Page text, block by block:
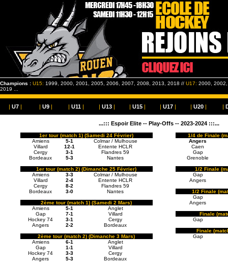
Champions : U15: 1999, 2000, 2001, 2005, 2006, 2007, 2008, 2013, 2018 // U17: 2000,
2019 ...
| U7 | | U9 | |U11 | | U13 | | U15 | | U17 | | U20 | |
...::: Espoir Elite -- Play-Offs -- 2023-2024 :::...
1er tour (match 1) (Samedi 24 Février)
Amiens
5-1
Colmar / Mulhouse
Villard
12-1
Entente HCLR
Cergy
3-1
Flandres 59
Bordeaux
5-3
Nantes
1er tour (match 2) (Dimanche 25 Février)
Amiens
3-3
Colmar / Mulhouse
Villard
2-4
Entente HCLR
Cergy
8-2
Flandres 59
Bordeaux
3-0
Nantes
2ème tour (match 1) (Samedi 2 Mars)
Amiens
5-1
Anglet
Gap
7-1
Villard
Hockey 74
3-1
Cergy
Angers
2-2
Bordeaux
2ème tour (match 2) (Dimanche 3 Mars)
Amiens
6-1
Anglet
Gap
1-1
Villard
Hockey 74
3-3
Cergy
Angers
5-3
Bordeaux
1/4 de Finale
Angers
Caen
Gap
Grenoble
1/2 Finale
Gap
Angers
1/2 Finale
Gap
Angers
Finale
Gap
Finale
Gap